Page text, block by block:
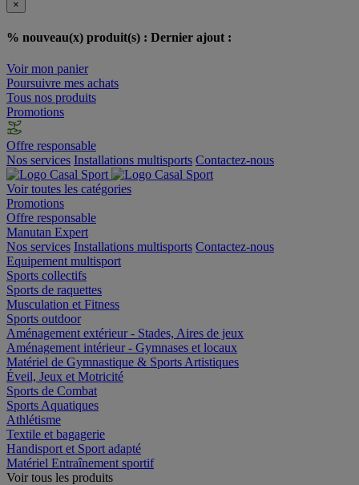
×
% nouveau(x) produit(s) : Dernier ajout :
Voir mon panier
Poursuivre mes achats
Tous nos produits
Promotions
Offre responsable
Nos services Installations multisports Contactez-nous
Voir toutes les catégories
Promotions
Offre responsable
Manutan Expert
Nos services Installations multisports Contactez-nous
Equipement multisport
Sports collectifs
Sports de raquettes
Musculation et Fitness
Sports outdoor
Aménagement extérieur - Stades, Aires de jeux
Aménagement intérieur - Gymnases et locaux
Matériel de Gymnastique & Sports Artistiques
Éveil, Jeux et Motricité
Sports de Combat
Sports Aquatiques
Athlétisme
Textile et bagagerie
Handisport et Sport adapté
Matériel Entraînement sportif
Voir tous les produits